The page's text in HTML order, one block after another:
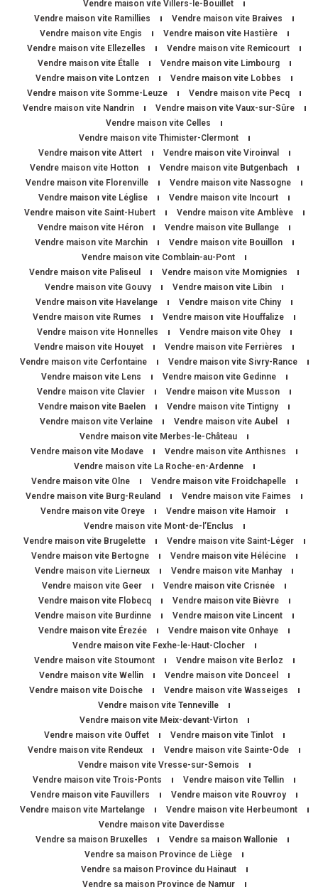
Vendre maison vite Villers-le-Bouillet
Vendre maison vite Ramillies
Vendre maison vite Braives
Vendre maison vite Engis
Vendre maison vite Hastière
Vendre maison vite Ellezelles
Vendre maison vite Remicourt
Vendre maison vite Étalle
Vendre maison vite Limbourg
Vendre maison vite Lontzen
Vendre maison vite Lobbes
Vendre maison vite Somme-Leuze
Vendre maison vite Pecq
Vendre maison vite Nandrin
Vendre maison vite Vaux-sur-Sûre
Vendre maison vite Celles
Vendre maison vite Thimister-Clermont
Vendre maison vite Attert
Vendre maison vite Viroinval
Vendre maison vite Hotton
Vendre maison vite Butgenbach
Vendre maison vite Florenville
Vendre maison vite Nassogne
Vendre maison vite Léglise
Vendre maison vite Incourt
Vendre maison vite Saint-Hubert
Vendre maison vite Amblève
Vendre maison vite Héron
Vendre maison vite Bullange
Vendre maison vite Marchin
Vendre maison vite Bouillon
Vendre maison vite Comblain-au-Pont
Vendre maison vite Paliseul
Vendre maison vite Momignies
Vendre maison vite Gouvy
Vendre maison vite Libin
Vendre maison vite Havelange
Vendre maison vite Chiny
Vendre maison vite Rumes
Vendre maison vite Houffalize
Vendre maison vite Honnelles
Vendre maison vite Ohey
Vendre maison vite Houyet
Vendre maison vite Ferrières
Vendre maison vite Cerfontaine
Vendre maison vite Sivry-Rance
Vendre maison vite Lens
Vendre maison vite Gedinne
Vendre maison vite Clavier
Vendre maison vite Musson
Vendre maison vite Baelen
Vendre maison vite Tintigny
Vendre maison vite Verlaine
Vendre maison vite Aubel
Vendre maison vite Merbes-le-Château
Vendre maison vite Modave
Vendre maison vite Anthisnes
Vendre maison vite La Roche-en-Ardenne
Vendre maison vite Olne
Vendre maison vite Froidchapelle
Vendre maison vite Burg-Reuland
Vendre maison vite Faimes
Vendre maison vite Oreye
Vendre maison vite Hamoir
Vendre maison vite Mont-de-l’Enclus
Vendre maison vite Brugelette
Vendre maison vite Saint-Léger
Vendre maison vite Bertogne
Vendre maison vite Hélécine
Vendre maison vite Lierneux
Vendre maison vite Manhay
Vendre maison vite Geer
Vendre maison vite Crisnée
Vendre maison vite Flobecq
Vendre maison vite Bièvre
Vendre maison vite Burdinne
Vendre maison vite Lincent
Vendre maison vite Érezée
Vendre maison vite Onhaye
Vendre maison vite Fexhe-le-Haut-Clocher
Vendre maison vite Stoumont
Vendre maison vite Berloz
Vendre maison vite Wellin
Vendre maison vite Donceel
Vendre maison vite Doische
Vendre maison vite Wasseiges
Vendre maison vite Tenneville
Vendre maison vite Meix-devant-Virton
Vendre maison vite Ouffet
Vendre maison vite Tinlot
Vendre maison vite Rendeux
Vendre maison vite Sainte-Ode
Vendre maison vite Vresse-sur-Semois
Vendre maison vite Trois-Ponts
Vendre maison vite Tellin
Vendre maison vite Fauvillers
Vendre maison vite Rouvroy
Vendre maison vite Martelange
Vendre maison vite Herbeumont
Vendre maison vite Daverdisse
Vendre sa maison Bruxelles
Vendre sa maison Wallonie
Vendre sa maison Province de Liège
Vendre sa maison Province du Hainaut
Vendre sa maison Province de Namur